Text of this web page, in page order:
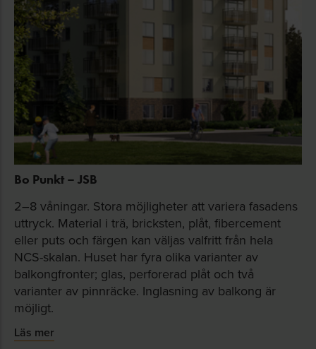
Bo Punkt – JSB
2–8 våningar. Stora möjligheter att variera fasadens
uttryck. Material i trä, bricksten, plåt, fibercement
eller puts och färgen kan väljas valfritt från hela
NCS-skalan. Huset har fyra olika varianter av
balkongfronter; glas, perforerad plåt och två
varianter av pinnräcke. Inglasning av balkong är
möjligt.
Läs mer